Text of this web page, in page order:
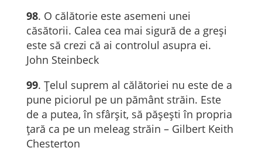
98. O călătorie este asemeni unei
căsătorii. Calea cea mai sigură de a greși
este să crezi că ai controlul asupra ei.
John Steinbeck
99. Țelul suprem al călătoriei nu este de a
pune piciorul pe un pământ străin. Este
de a putea, în sfârșit, să pășești în propria
țară ca pe un meleag străin – Gilbert Keith
Chesterton